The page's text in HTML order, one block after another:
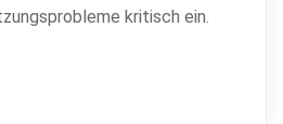
kritisch ein.